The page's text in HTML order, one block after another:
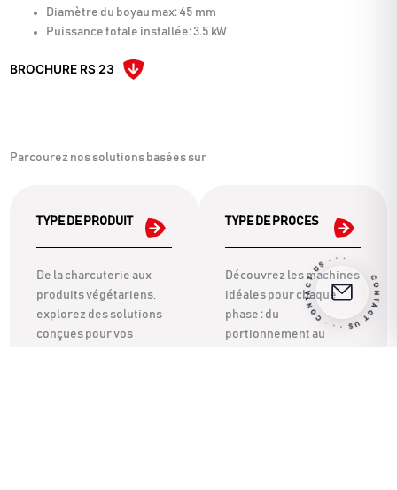
Diamètre du boyau max: 45 mm
Puissance totale installée: 3.5 kW
BROCHURE RS 23
Parcourez nos solutions basées sur
TYPE DE PRODUIT
De la charcuterie aux
produits végétariens,
explorez des solutions
conçues pour vos
TYPE DE PROCES
Découvrez les machines
idéales pour chaque
phase : du
portionnement auCONTACT US · · · CONTACT US · · ·